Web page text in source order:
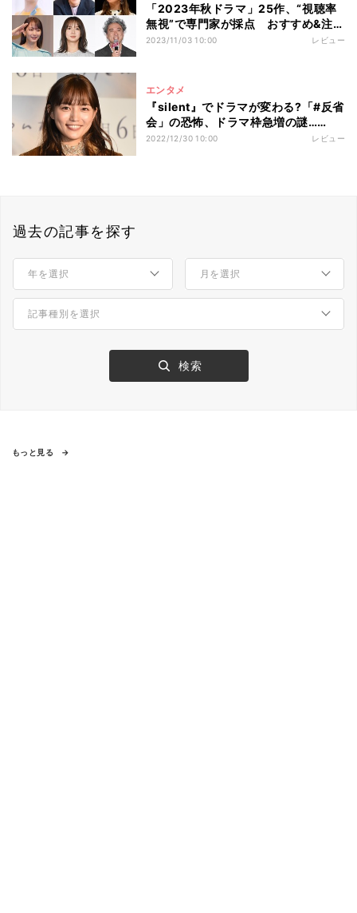
「2023年秋ドラマ」25作、“視聴率
無視”で専門家が採点 おすすめ&注目
ドラマは?
2023/11/03 10:00 レビュー
エンタメ
『silent』でドラマが変わる?「#反省
会」の恐怖、ドラマ枠急増の謎…
2022年ドラマ業界10大ニュース
2022/12/30 10:00 レビュー
過去の記事を探す
もっと見る